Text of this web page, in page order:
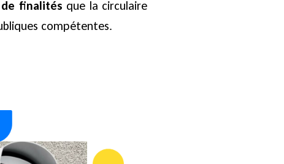
finalités que la circulaire
compétentes.